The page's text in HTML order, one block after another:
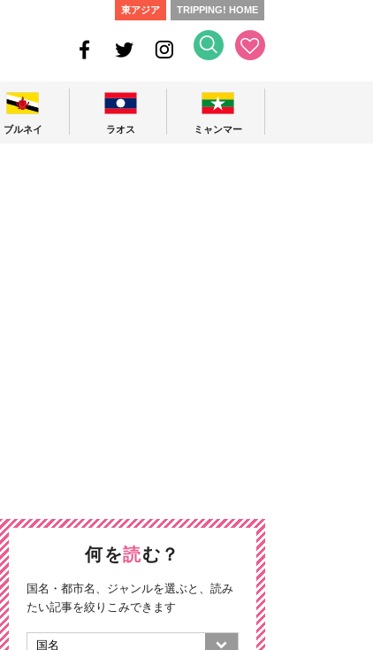
東アジア TRIPPING! HOME
ブルネイ ラオス ミャンマー
何を読む？
国名・都市名、ジャンルを選ぶと、読み
たい記事を絞りこみできます